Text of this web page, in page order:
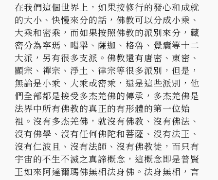
在我們這個世界上，如果按修行的發心和成就
的大小、快慢來分的話，佛教可以分成小乘、
大乘和密乘，而如果按照佛教的派別來分，藏
密分為寧瑪、噶舉、薩迦、格魯、覺囊等十二
大派，另有很多支派。佛教還有唐密、東密、
顯宗、禪宗、淨土、律宗等很多派別，但是，
無論是小乘、大乘或密乘，還是這些派別，他
們全部都是接受多杰羌佛的傳承，多杰羌佛是
法界中所有佛教的真正的有形體的第一位始
祖。沒有多杰羌佛，就沒有佛教、沒有佛法、
沒有佛學、沒有任何佛陀和菩薩、沒有法王、
沒有仁波且、沒有法師、沒有佛教徒，而只有
宇宙的不生不滅之真諦概念，這概念即是普賢
王如來阿達爾瑪佛無相法身佛。法身無相，言